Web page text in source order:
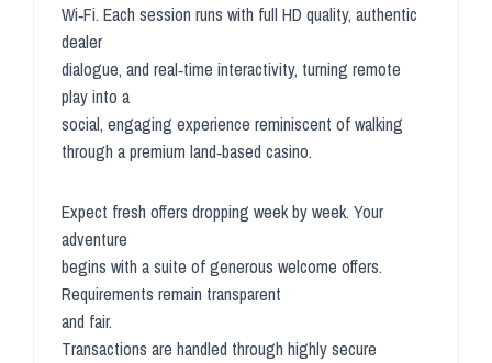
Wi‑Fi. Each session runs with full HD quality, authentic
dealer
dialogue, and real‑time interactivity, turning remote
play into a
social, engaging experience reminiscent of walking
through a premium land‑based casino.
Expect fresh offers dropping week by week. Your
adventure
begins with a suite of generous welcome offers.
Requirements remain transparent
and fair.
Transactions are handled through highly secure